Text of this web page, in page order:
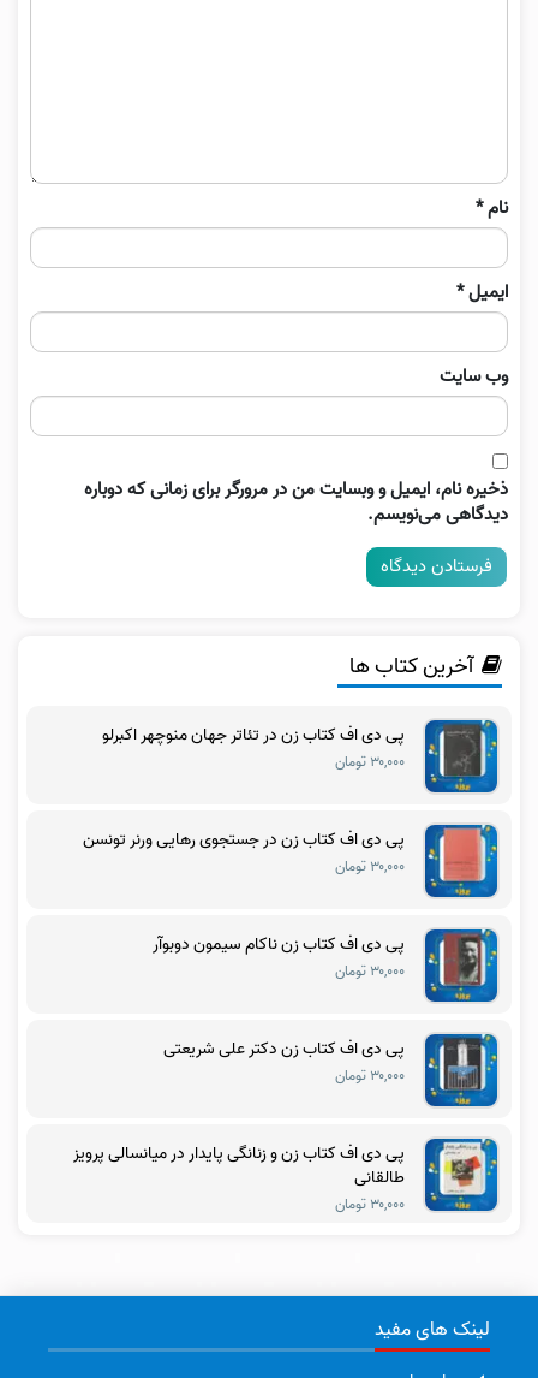
نام*
ایمیل*
وب‌ سایت
ذخیره نام، ایمیل و وبسایت من در مرورگر برای زمانی که دوباره
دیدگاهی می‌نویسم.
آخرین کتاب ها
پی دی اف کتاب زن در تئاتر جهان منوچهر اکبرلو
۳۰,۰۰۰ تومان
پی دی اف کتاب زن در جستجوی رهایی ورنر تونسن
۳۰,۰۰۰ تومان
پی دی اف کتاب زن ناکام سیمون دوبوآر
۳۰,۰۰۰ تومان
پی دی اف کتاب زن دکتر علی شریعتی
۳۰,۰۰۰ تومان
پی دی اف کتاب زن و زنانگی پایدار در میانسالی پرویز
طالقانی
۳۰,۰۰۰ تومان
لینک های مفید